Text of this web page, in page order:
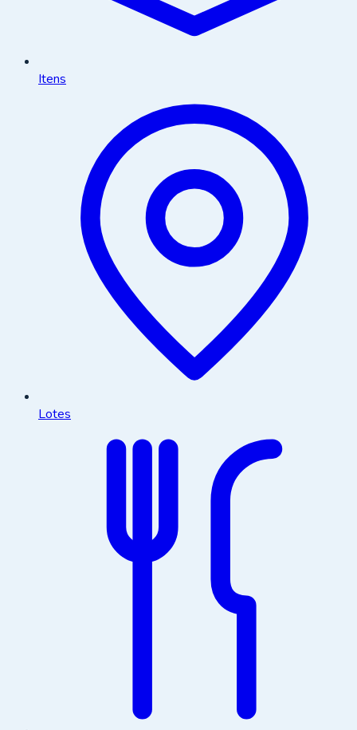
Itens
Lotes